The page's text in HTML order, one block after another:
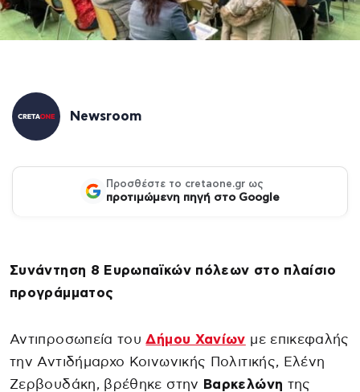
Newsroom
Προσθέστε το cretaone.gr ως
προτιμώμενη πηγή στο Google
Συνάντηση 8 Ευρωπαϊκών πόλεων στο πλαίσιο
προγράμματος
Αντιπροσωπεία τουΔήμου Χανίων με επικεφαλής
την Αντιδήμαρχο Κοινωνικής Πολιτικής, Ελένη
Ζερβουδάκη, βρέθηκε στην Βαρκελώνη της